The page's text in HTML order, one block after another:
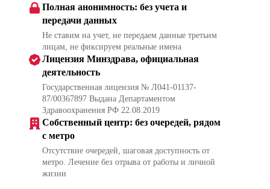
Полная анонимность: без учета и
передачи данных
Не ставим на учет, не передаем данные третьим
лицам, не фиксируем реальные имена
Лицензия Минздрава, официальная
деятельность
Государственная лицензия № Л041-01137-
87/00367897 Выдана Департаментом
Здравоохранения РФ 22.08.2019
Собственный центр: без очередей, рядом
с метро
Отсутствие очередей, шаговая доступность от
метро. Лечение без отрыва от работы и личной
жизни